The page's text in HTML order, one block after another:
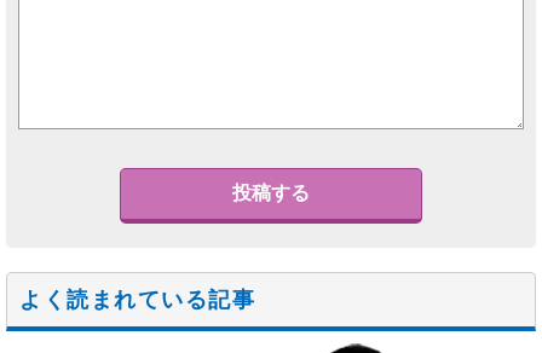
よく読まれている記事